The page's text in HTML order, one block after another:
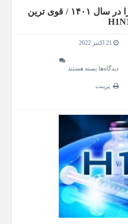
مهمترین علائم آنفلوآنزا در سال ۱۴۰۱ / قوی ترین
دیدگاه‌هابسته هستند
پرینت